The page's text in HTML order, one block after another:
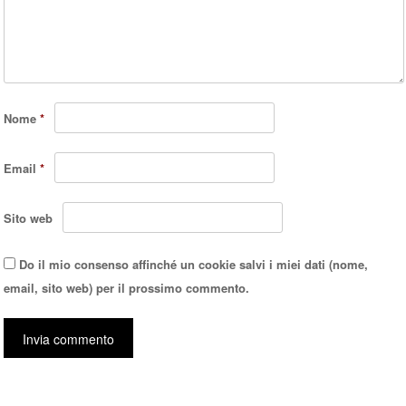
Nome*
Email*
Sito web
Do il mio consenso affinché un cookie salvi i miei dati (nome,
email, sito web) per il prossimo commento.